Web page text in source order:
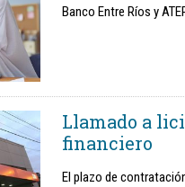
Banco Entre Ríos y
Llamado a
financiero
El plazo de